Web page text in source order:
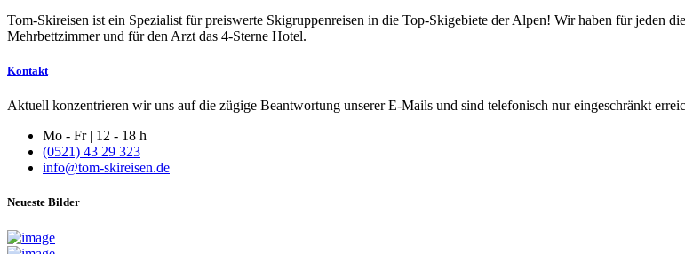
Tom-Skireisen ist ein Spezialist für preiswerte Skigruppenreisen in die Top-Skigebiete der Alpen! Wir haben für jeden
Mehrbettzimmer und für den Arzt das 4-Sterne Hotel.
Kontakt
Aktuell konzentrieren wir uns auf die zügige Beantwortung unserer E-Mails und sind telefonisch nur eingeschränkt
Mo - Fr | 12 - 18 h
(0521) 43 29 323
info@tom-skireisen.de
Neueste Bilder